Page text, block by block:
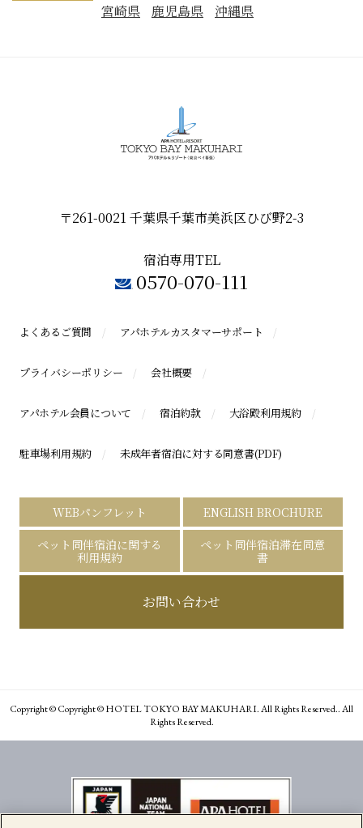
宮崎県
鹿児島県 沖縄県
〒261-0021 千葉県千葉市美浜区ひび野2-3
宿泊専用TEL
0570-070-111
よくあるご質問 アパホテルカスタマーサポート
プライバシーポリシー 会社概要
アパホテル会員について 宿泊約款 大浴殿利用規約
駐車場利用規約 未成年者宿泊に対する同意書(PDF)
WEBパンフレット
ENGLISH BROCHURE
ペット同伴宿泊に関する
利用規約
ペット同伴宿泊滞在同意
書
お問い合わせ
Copyright © Copyright © HOTEL TOKYO BAY MAKUHARI. All Rights Reserved.. All
Rights Reserved.